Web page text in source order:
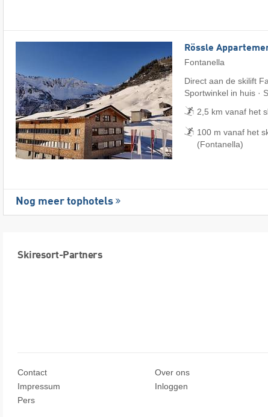
Rössle
Fontanella
Direct aan de skilift
Sportwinkel in huis ·
2,5 km vanaf het
100 m vanaf het
(Fontanella)
Nog meer tophotels
Skiresort-Partners
Contact
Impressum
Pers
Over ons
Inloggen